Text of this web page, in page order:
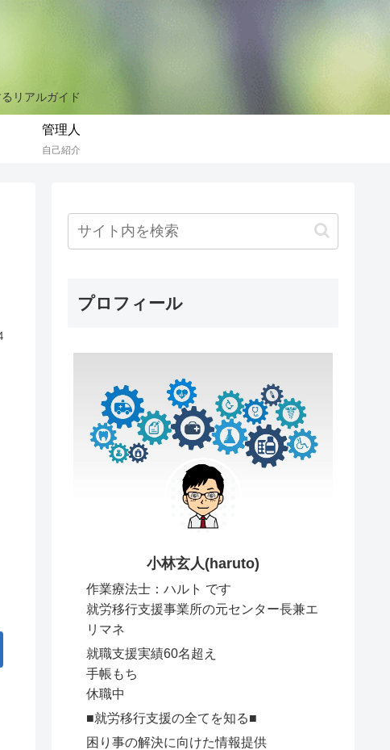
リアルガイド
管理人
自己紹介
プロフィール
小林玄人(haruto)
作業療法士：ハルト です
就労移行支援事業所の元センター長兼エ
リマネ
就職支援実績60名超え
手帳もち
休職中
■就労移行支援の全てを知る■
困り事の解決に向けた情報提供